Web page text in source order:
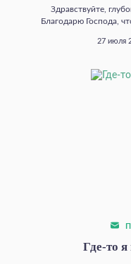
Здравствуйте,
Благодарю Господа,
27 июля
Где‑то